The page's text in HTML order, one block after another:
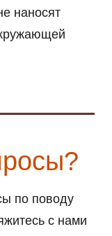
наносят
по поводу
с нами